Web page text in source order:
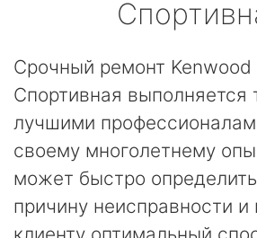
Срочный ремонт Kenwood
Спортивная выполняется
лучшими
своему многолетнему
может быстро
причину неисправности